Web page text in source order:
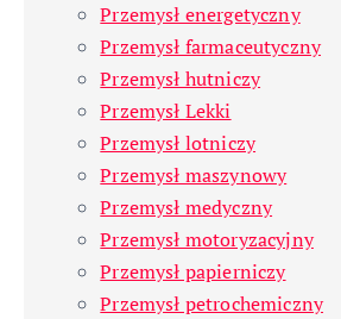
Przemysł energetyczny
Przemysł farmaceutyczny
Przemysł hutniczy
Przemysł Lekki
Przemysł lotniczy
Przemysł maszynowy
Przemysł medyczny
Przemysł motoryzacyjny
Przemysł papierniczy
Przemysł petrochemiczny